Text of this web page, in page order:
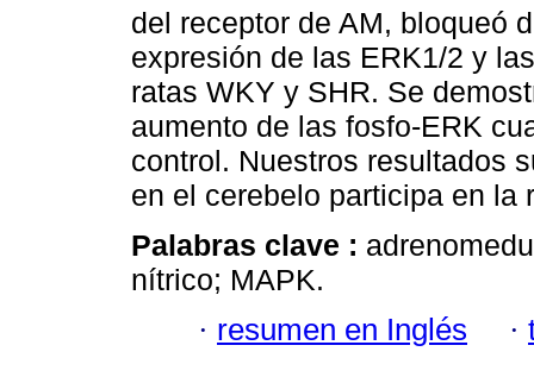
del receptor de AM, bloqueó
expresión de las ERK1/2 y
ratas WKY y SHR. Se
aumento de las fosfo-ERK
control. Nuestros resultados
en el cerebelo participa en la
Palabras clave :
nítrico; MAPK.
· resumen en Inglés ·